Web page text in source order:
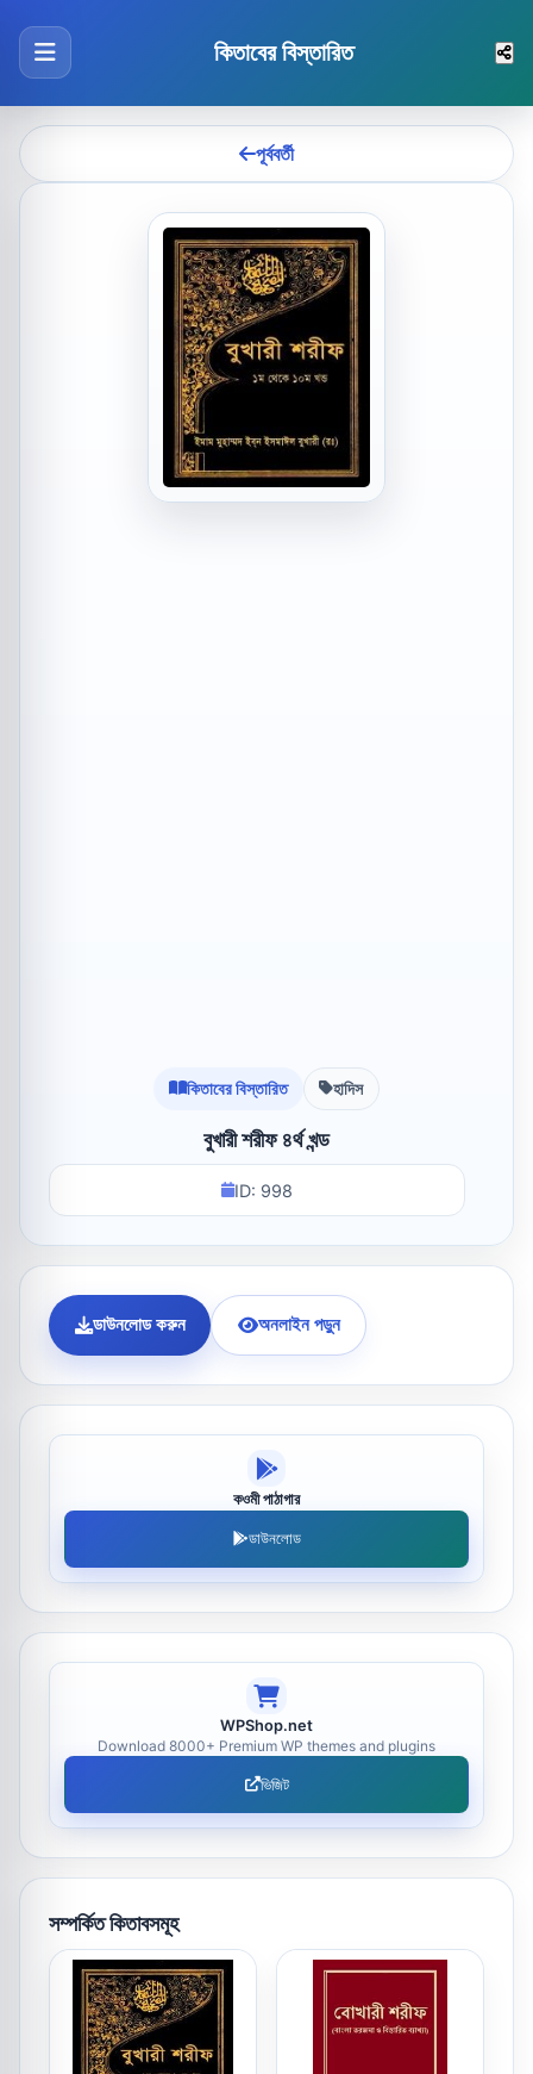
কিতাবের বিস্তারিত
পূর্ববর্তী
কিতাবের বিস্তারিত হাদিস
বুখারী শরীফ ৪র্থ খন্ড
ID: 998
ডাউনলোড করুন অনলাইন পড়ুন
কওমী পাঠাগার
ডাউনলোড
WPShop.net
Download 8000+ Premium WP themes and plugins
ভিজিট
সম্পর্কিত কিতাবসমূহ